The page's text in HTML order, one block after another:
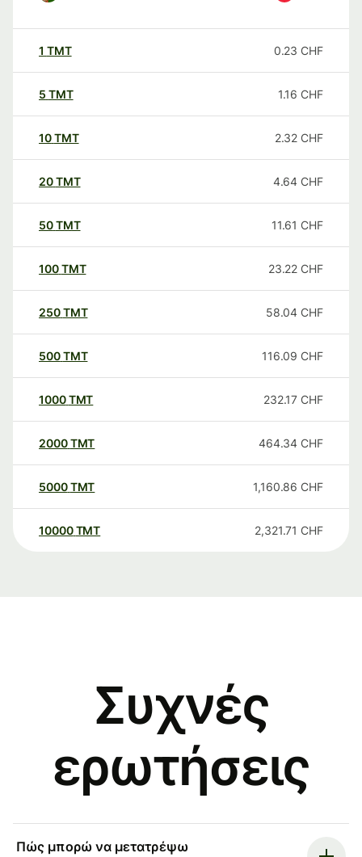
1 TMT 0.23 CHF
5 TMT 1.16 CHF
10TMT 2.32 CHF
20TMT 4.64 CHF
50TMT 11.61 CHF
100TMT 23.22 CHF
250TMT 58.04 CHF
500TMT 116.09 CHF
1000TMT 232.17 CHF
2000TMT 464.34 CHF
5000TMT 1,160.86 CHF
10000 TMT 2,321.71 CHF
Συχνές
ερωτήσεις
Πώς μπορώ να μετατρέψω